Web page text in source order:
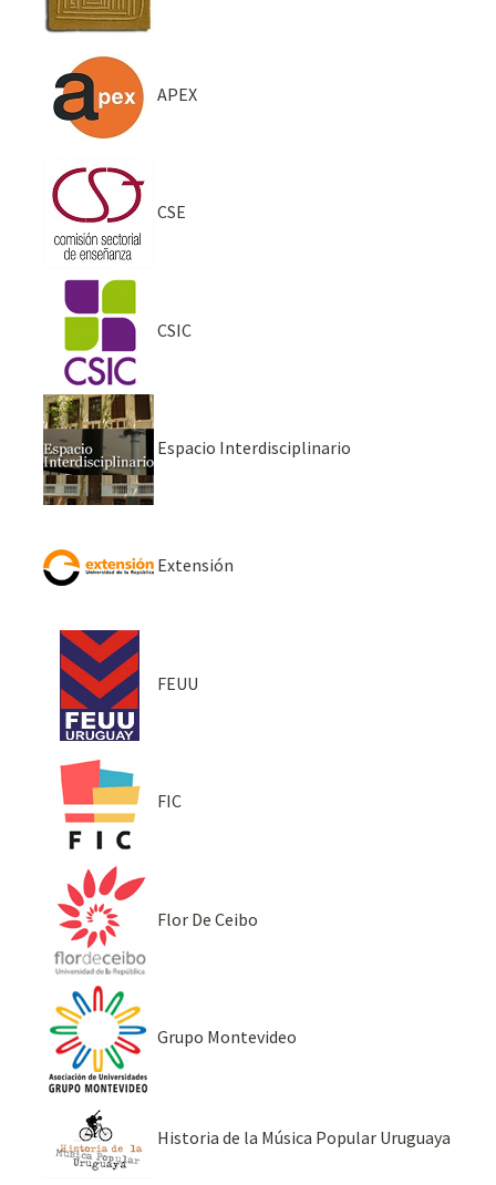
APEX
CSE
CSIC
Espacio Interdisciplinario
Extensión
FEUU
FIC
Flor De Ceibo
Grupo Montevideo
Historia de la Música Popular Uruguaya